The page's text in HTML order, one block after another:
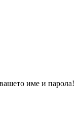
име и парола!